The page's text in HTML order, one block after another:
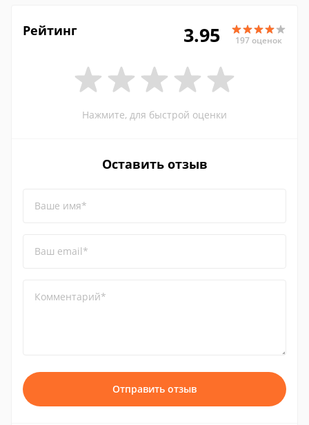
Рейтинг 3.95 197 оценок
Нажмите, для быстрой оценки
Оставить отзыв
Ваше имя*
Ваш email*
Комментарий*
Отправить отзыв